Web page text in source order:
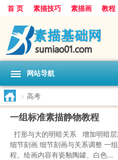
首 页 素描技巧 素描画 教程
基础
超写实
网站导航
> 高考
一组标准素描静物教程
打形与大的明暗关系 增加明暗
细节刻画 细节刻画与关系调整 一
程。绘画内容有瓷釉陶罐、白色...